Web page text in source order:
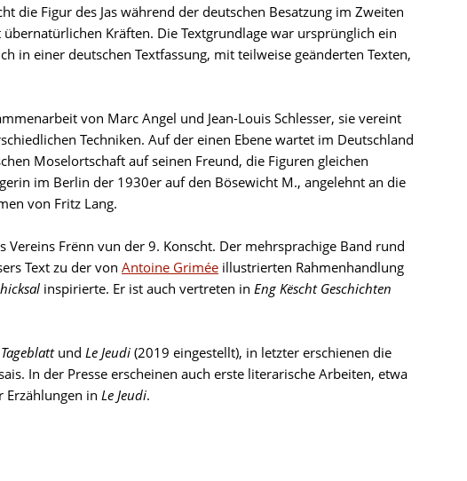
die Figur des Jas während der deutschen Besatzung im Zweiten
Kräften. Die Textgrundlage war ursprünglich ein
in einer deutschen Textfassung, mit teilweise geänderten Texten,
von Marc Angel und Jean-Louis Schlesser, sie vereint
Techniken. Auf der einen Ebene wartet im Deutschland
Moselortschaft auf seinen Freund, die Figuren gleichen
im Berlin der 1930er auf den Bösewicht M., angelehnt an die
von Fritz Lang.
Vereins Frënn vun der 9. Konscht. Der mehrsprachige Band rund
Text zu der von Antoine Grimée illustrierten Rahmenhandlung
inspirierte. Er ist auch vertreten in Eng Këscht Geschichten
Tageblattund Le Jeudi (2019 eingestellt), in letzter erschienen die
In der Presse erscheinen auch erste literarische Arbeiten, etwa
in Le Jeudi.